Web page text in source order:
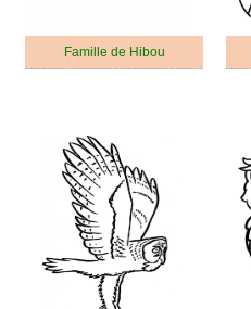
Famille de Hibou